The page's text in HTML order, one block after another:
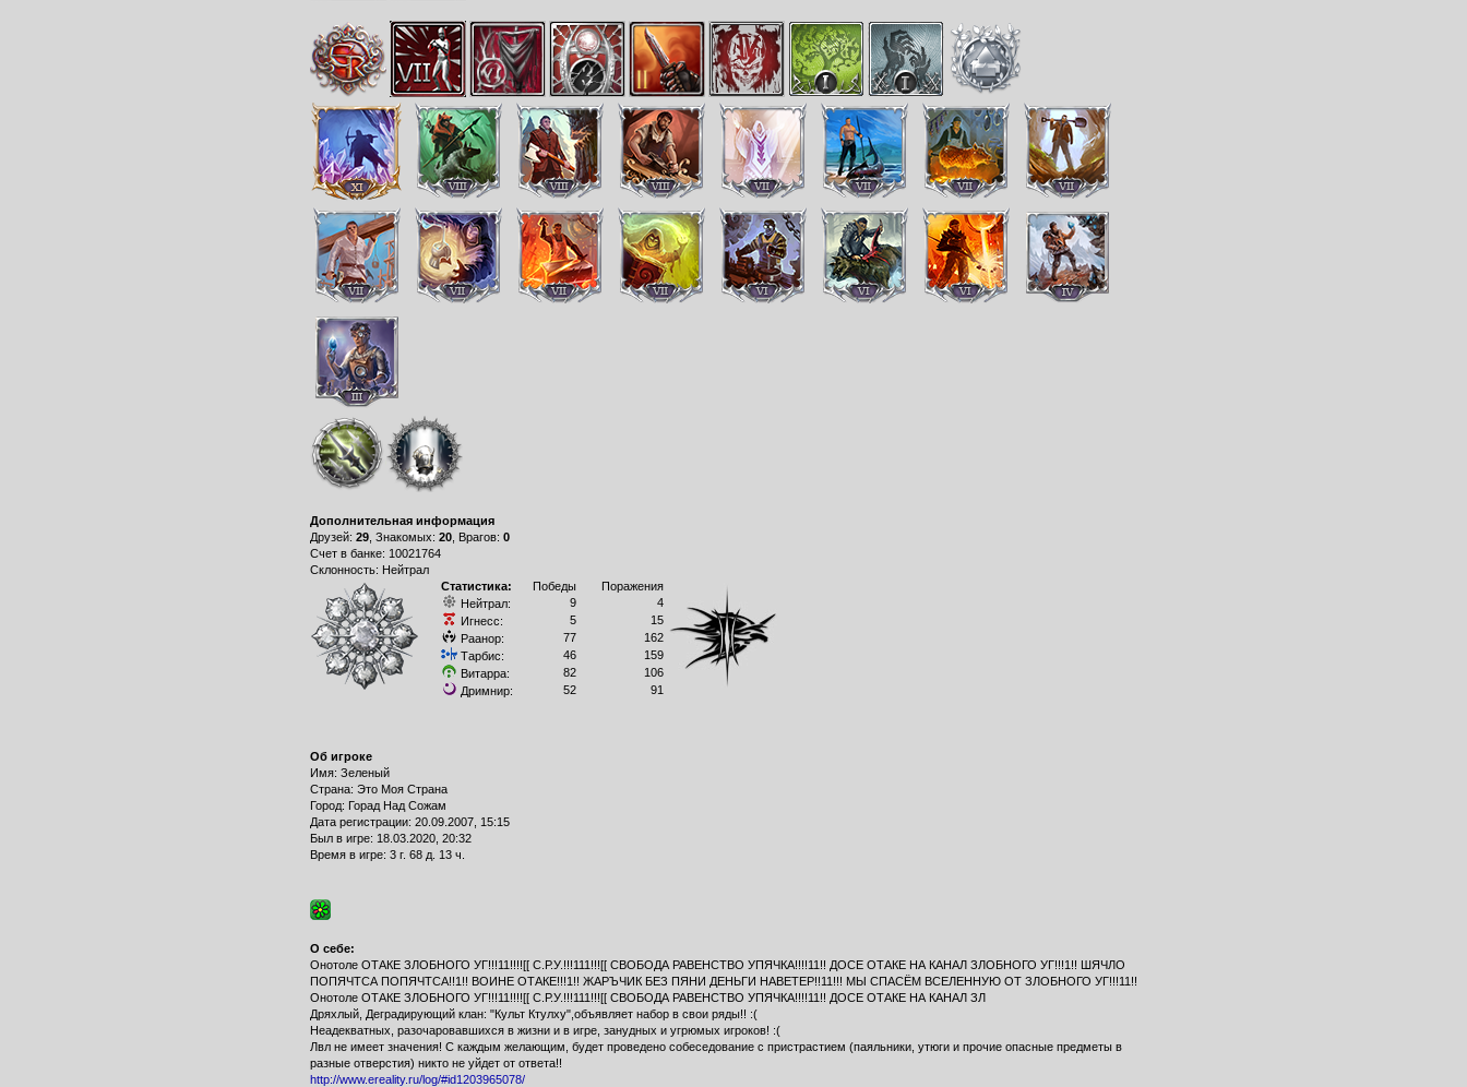
Дополнительная информация
Друзей: 29, Знакомых: 20, Врагов: 0
Счет в банке: 10021764
Склонность: Нейтрал
Статистика:
Победы
Поражения
Нейтрал:
9
4
Игнесс:
5
15
Раанор:
77
162
Тарбис:
46
159
Витарра:
82
106
Дримнир:
52 91
Об игроке
Имя: Зеленый
Страна: Это Моя Страна
Город: Горaд Над Сожам
Дата регистрации: 20.09.2007, 15:15
Был в игре: 18.03.2020, 20:32
Время в игре: 3 г. 68 д. 13 ч.
О себе:
Онотоле ОТАКЕ ЗЛОБНОГО УГ!!!11!!!![[ С.Р.У.!!!111!!![[ СВОБОДА РАВЕНСТВО УПЯЧКА!!!!11!! ДОСЕ ОТАКЕ НА КАНАЛ ЗЛОБНОГО УГ!!!1!! ШЯЧЛО
ПОПЯЧТСА ПОПЯЧТСА!!1!! ВОИНЕ ОТАКЕ!!!1!! ЖАРЪЧИК БЕЗ ПЯНИ ДЕНЬГИ НАВЕТЕР!!11!!! МЫ СПАСЁМ ВСЕЛЕННУЮ ОТ ЗЛОБНОГО УГ!!!11!!
Онотоле ОТАКЕ ЗЛОБНОГО УГ!!!11!!!![[ С.Р.У.!!!111!!![[ СВОБОДА РАВЕНСТВО УПЯЧКА!!!!11!! ДОСЕ ОТАКЕ НА КАНАЛ ЗЛ
Дряхлый, Деградирующий клан: "Культ Ктулху",объявляет набор в свои ряды!! :(
Неадекватных, разочаровавшихся в жизни и в игре, занудных и угрюмых игроков! :(
Лвл не имеет значения! С каждым желающим, будет проведено собеседование с пристрастием (паяльники, утюги и прочие опасные предметы в
разные отверстия) никто не уйдет от ответа!!
http://www.ereality.ru/log/#id1203965078/